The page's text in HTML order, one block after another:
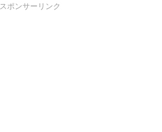
スポンサーリンク